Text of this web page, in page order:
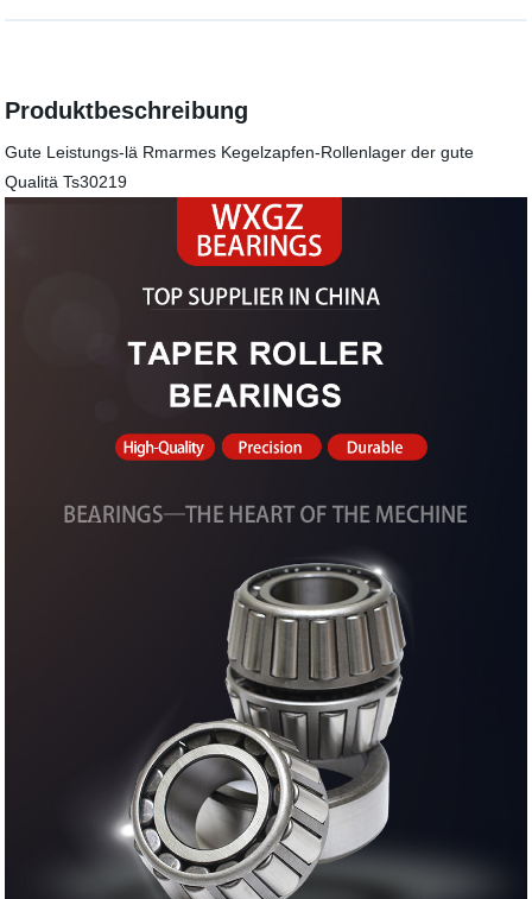
Produktbeschreibung
Gute Leistungs-lä Rmarmes Kegelzapfen-Rollenlager der gute
Qualitä Ts30219